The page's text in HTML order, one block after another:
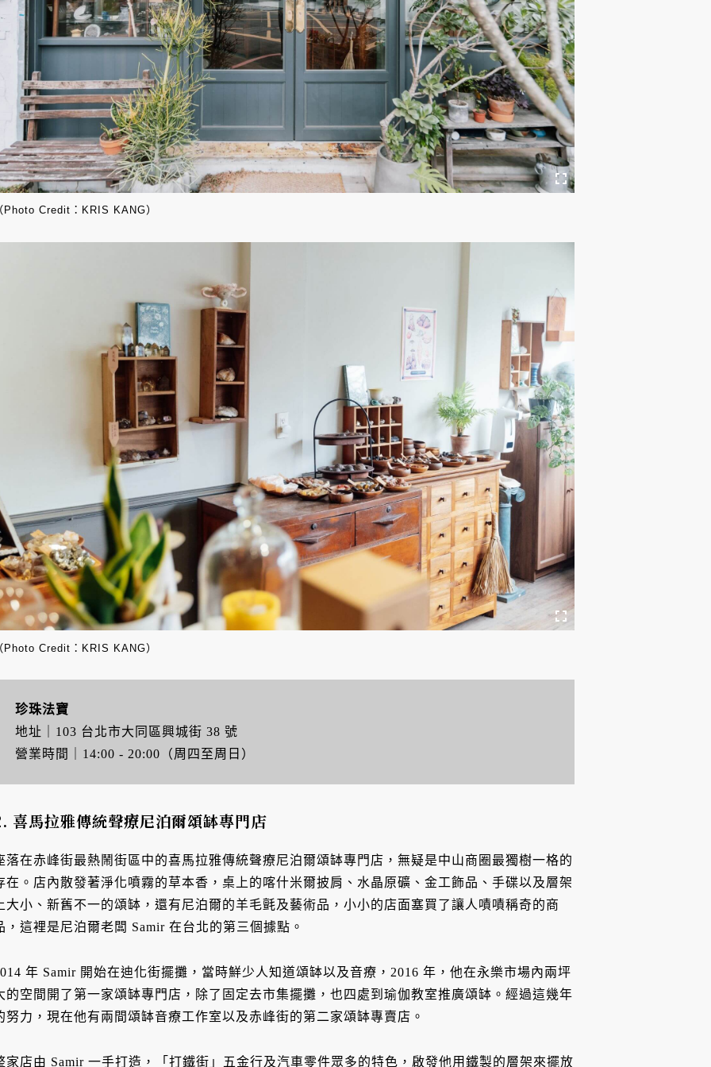
Photo Credit：KRIS KANG）
Photo Credit：KRIS KANG）
珍珠法寶
地址｜103 台北市大同區興城街 38 號
營業時間｜14:00 - 20:00（周四至周日）
喜馬拉雅傳統聲療尼泊爾頌缽專門店
落在赤峰街最熱鬧街區中的喜馬拉雅傳統聲療尼泊爾頌缽專門店，無疑是中山商圈最獨樹一格的
在。店內散發著淨化噴霧的草本香，桌上的喀什米爾披肩、水晶原礦、金工飾品、手碟以及層架
大小、新舊不一的頌缽，還有尼泊爾的羊毛氈及藝術品，小小的店面塞買了讓人嘖嘖稱奇的商
，這裡是尼泊爾老闆 Samir 在台北的第三個據點。
年 Samir 開始在迪化街擺攤，當時鮮少人知道頌缽以及音療，2016 年，他在永樂市場內兩坪
的空間開了第一家頌缽專門店，除了固定去市集擺攤，也四處到瑜伽教室推廣頌缽。經過這幾年
努力，現在他有兩間頌缽音療工作室以及赤峰街的第二家頌缽專賣店。
家店由 Samir 一手打造，「打鐵街」五金行及汽車零件眾多的特色，啟發他用鐵製的層架來擺放